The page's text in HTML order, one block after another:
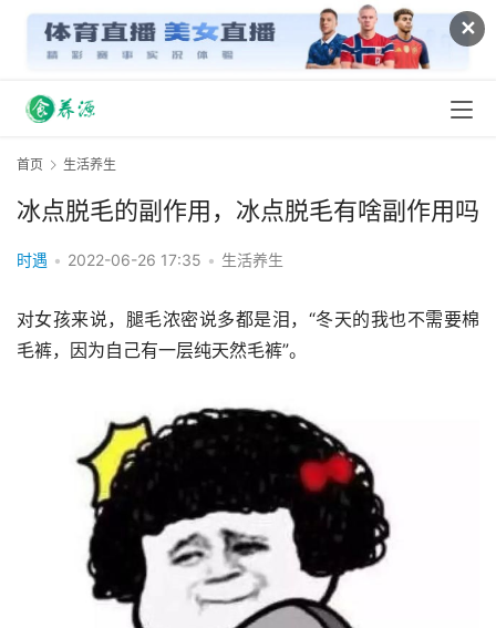
✕
首页 生活养生
冰点脱毛的副作用，冰点脱毛有啥副作用吗
时遇 • 2022-06-26 17:35 • 生活养生
对女孩来说，腿毛浓密说多都是泪，“冬天的我也不需要棉
毛裤，因为自己有一层纯天然毛裤”。